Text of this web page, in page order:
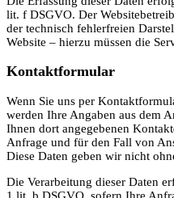
lit. f DSGVO. Der
der technisch fehlerfreien
Website – hierzu müssen die
Kontaktformular
Wenn Sie uns per
werden Ihre Angaben aus dem
Ihnen dort angegebenen
Anfrage und für den Fall von
Diese Daten geben wir nicht
Die Verarbeitung dieser Daten
1 lit. b DSGVO, sofern Ihre